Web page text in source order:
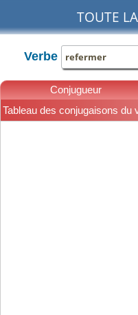
TOUTE
Verbe
Conjugueur
Tableau des conjugaisons du